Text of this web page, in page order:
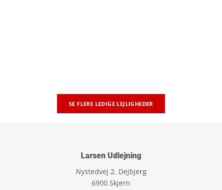
SE FLERE LEDIGE LEJLIGHEDER
Larsen Udlejning
Nystedvej 2, Dejbjerg
6900 Skjern